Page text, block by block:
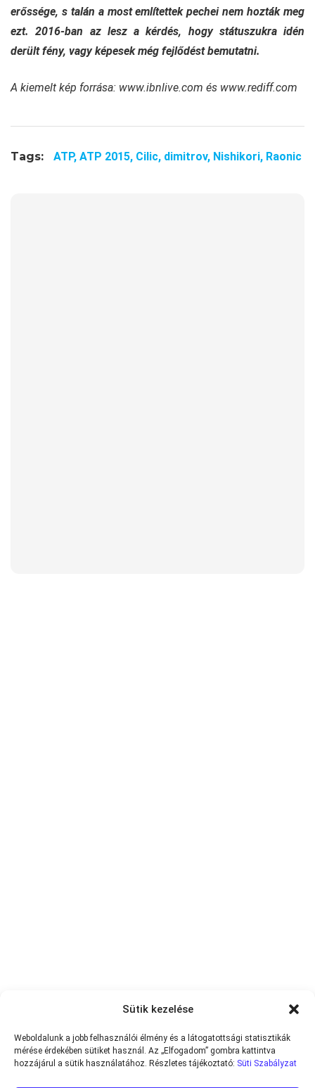
Sütik kezelése
Weboldalunk a jobb felhasználói élmény és a látogatottsági statisztikák
mérése érdekében sütiket használ. Az „Elfogadom” gombra kattintva
hozzájárul a sütik használatához. Részletes tájékoztató: Süti Szabályzat
erőssége, s talán a most említettek pechei nem hozták meg
ezt. 2016-ban az lesz a kérdés, hogy státuszukra idén
derült fény, vagy képesek még fejlődést bemutatni.
A kiemelt kép forrása: www.ibnlive.com és www.rediff.com
Tags: ATP, ATP 2015, Cilic, dimitrov, Nishikori, Raonic